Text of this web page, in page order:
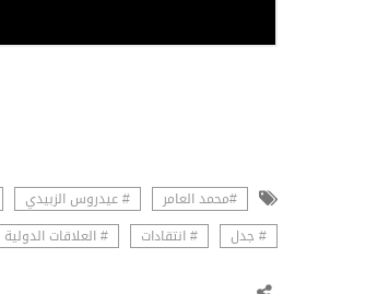
#محمد العامر # عيدروس الزبيدي
# جدل
# انتقادات # العلاقات الدولية